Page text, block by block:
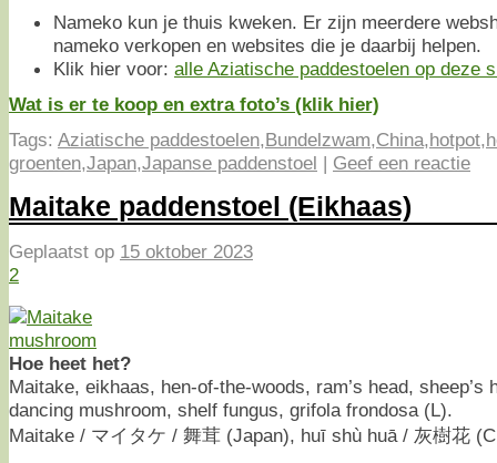
Nameko kun je thuis kweken. Er zijn meerdere
nameko verkopen en websites die je daarbij helpen.
Klik hier voor: alle Aziatische paddestoelen op deze
Wat is er te koop en extra foto’s (klik hier)
Tags: Aziatische paddestoelen,Bundelzwam,China,hotpot,
groenten,Japan,Japanse paddenstoel | Geef een reactie
Maitake paddenstoel (Eikhaas)
Geplaatst op 15 oktober 2023
2
Hoe heet het?
Maitake, eikhaas, hen-of-the-woods, ram’s head, sheep’s
dancing mushroom, shelf fungus, grifola frondosa (L).
Maitake / マイタケ / 舞茸 (Japan), huī shù huā / 灰樹花